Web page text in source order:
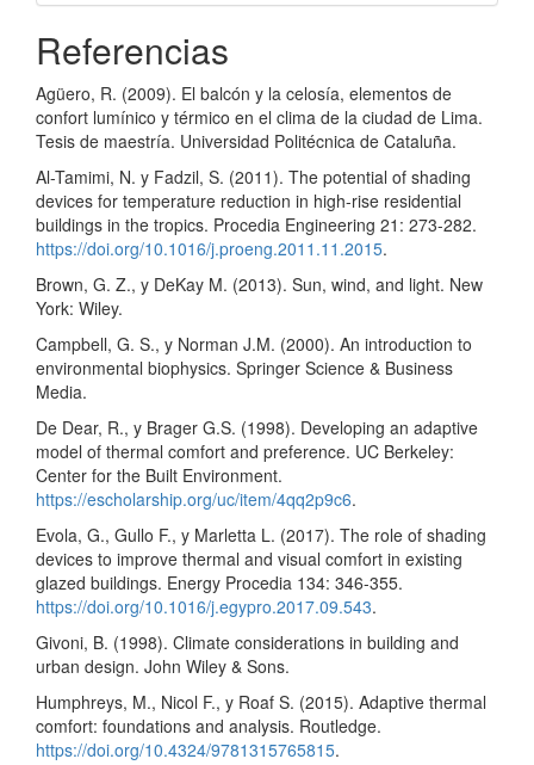
Referencias
Agüero, R. (2009). El balcón y la celosía, elementos de
confort lumínico y térmico en el clima de la ciudad de Lima.
Tesis de maestría. Universidad Politécnica de Cataluña.
Al-Tamimi, N. y Fadzil, S. (2011). The potential of shading
devices for temperature reduction in high-rise residential
buildings in the tropics. Procedia Engineering 21: 273-282.
https://doi.org/10.1016/j.proeng.2011.11.2015.
Brown, G. Z., y DeKay M. (2013). Sun, wind, and light. New
York: Wiley.
Campbell, G. S., y Norman J.M. (2000). An introduction to
environmental biophysics. Springer Science & Business
Media.
De Dear, R., y Brager G.S. (1998). Developing an adaptive
model of thermal comfort and preference. UC Berkeley:
Center for the Built Environment.
https://escholarship.org/uc/item/4qq2p9c6.
Evola, G., Gullo F., y Marletta L. (2017). The role of shading
devices to improve thermal and visual comfort in existing
glazed buildings. Energy Procedia 134: 346-355.
https://doi.org/10.1016/j.egypro.2017.09.543.
Givoni, B. (1998). Climate considerations in building and
urban design. John Wiley & Sons.
Humphreys, M., Nicol F., y Roaf S. (2015). Adaptive thermal
comfort: foundations and analysis. Routledge.
https://doi.org/10.4324/9781315765815.